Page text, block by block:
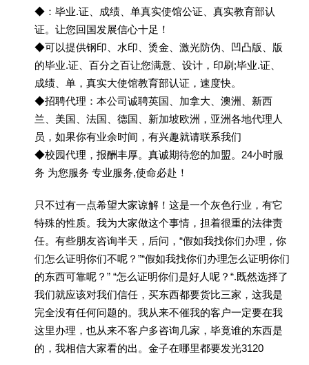
◆：毕业.证、成绩、单真实使馆公证、真实教育部认
证。让您回国发展信心十足！
◆可以提供钢印、水印、烫金、激光防伪、凹凸版、版
的毕业.证、百分之百让您满意、设计，印刷;毕业.证、
成绩、单，真实大使馆教育部认证，速度快。
◆招聘代理：本公司诚聘英国、加拿大、澳洲、新西
兰、美国、法国、德国、新加坡欧洲，亚洲各地代理人
员，如果你有业余时间，有兴趣就请联系我们
◆校园代理，报酬丰厚。真诚期待您的加盟。24小时服
务 为您服务 专业服务,使命必赴！
只不过有一点希望大家谅解！这是一个灰色行业，有它
特殊的性质。我为大家做这个事情，担着很重的法律责
任。有些朋友咨询半天，后问，“假如我找你们办理，你
们怎么证明你们不呢？”“假如我找你们办理怎么证明你们
的东西可靠呢？” “怎么证明你们是好人呢？“.既然选择了
我们就应该对我们信任，买东西都要货比三家，这我是
完全没有任何问题的。我从来不催我的客户一定要在我
这里办理，也从来不客户多咨询几家，毕竟谁的东西是
的，我相信大家看的出。金子在哪里都要发光3120